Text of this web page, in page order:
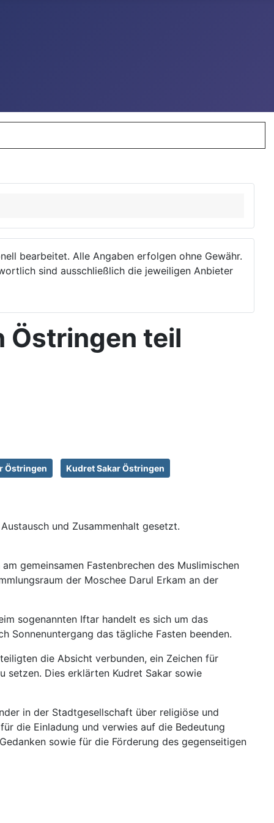
bearbeitet. Alle Angaben erfolgen ohne Gewähr.
sind ausschließlich die jeweiligen Anbieter
Östringen teil
Östringen Kudret Sakar Östringen
und Zusammenhalt gesetzt.
gemeinsamen Fastenbrechen des Muslimischen
der Moschee Darul Erkam an der
sogenannten Iftar handelt es sich um das
Sonnenuntergang das tägliche Fasten beenden.
die Absicht verbunden, ein Zeichen für
setzen. Dies erklärten Kudret Sakar sowie
in der Stadtgesellschaft über religiöse und
die Einladung und verwies auf die Bedeutung
sowie für die Förderung des gegenseitigen